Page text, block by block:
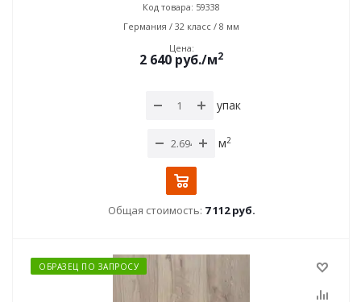
Код товара: 59338
Германия / 32 класс / 8 мм
Цена:
2 640 руб./м2
упак
м2
Общая стоимость: 7 112 руб.
ОБРАЗЕЦ ПО ЗАПРОСУ